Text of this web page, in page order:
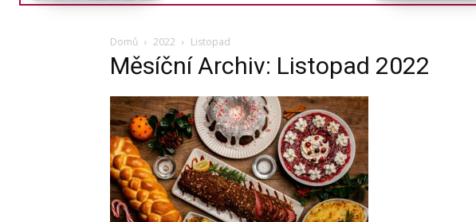
Domů 2022 Listopad
Měsíční Archiv: Listopad 2022